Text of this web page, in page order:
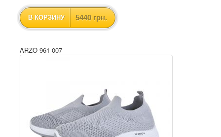
В КОРЗИНУ 5440 грн.
ARZO 961-007